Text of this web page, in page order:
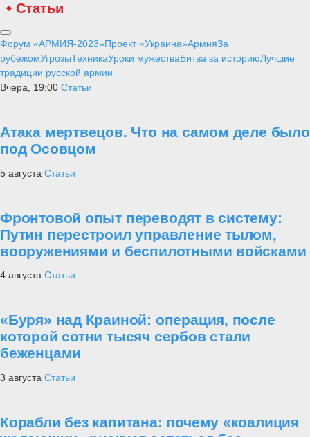
Статьи
Форум «АРМИЯ-2023»Проект «Украина»АрмияЗа
рубежомУгрозыТехникаУроки мужестваБитва за историюЛучшие
традиции русской армии
Вчера, 19:00 Статьи
Атака мертвецов. Что на самом деле было
под Осовцом
5 августа Статьи
Фронтовой опыт переводят в систему:
Путин перестроил управление тылом,
вооружениями и беспилотными войсками
4 августа Статьи
«Буря» над Краиной: операция, после
которой сотни тысяч сербов стали
беженцами
3 августа Статьи
Корабли без капитана: почему «коалиция